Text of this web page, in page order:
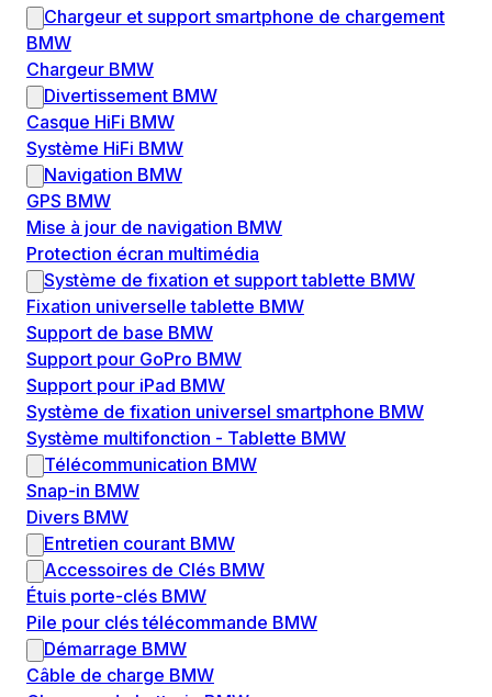
Chargeur et support smartphone de chargement
BMW
Chargeur BMW
Divertissement BMW
Casque HiFi BMW
Système HiFi BMW
Navigation BMW
GPS BMW
Mise à jour de navigation BMW
Protection écran multimédia
Système de fixation et support tablette BMW
Fixation universelle tablette BMW
Support de base BMW
Support pour GoPro BMW
Support pour iPad BMW
Système de fixation universel smartphone BMW
Système multifonction - Tablette BMW
Télécommunication BMW
Snap-in BMW
Divers BMW
Entretien courant BMW
Accessoires de Clés BMW
Étuis porte-clés BMW
Pile pour clés télécommande BMW
Démarrage BMW
Câble de charge BMW